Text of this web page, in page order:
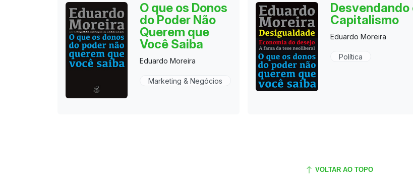
O que os Donos
do Poder Não
Querem que
Você Saiba
Eduardo Moreira
Marketing & Negócios
Desvendando
Capitalismo
Eduardo Moreira
Política
VOLTAR AO TOPO